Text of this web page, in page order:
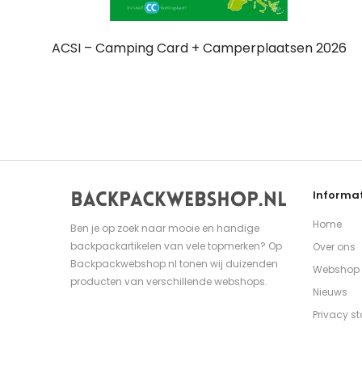
ACSI – Camping Card + Camperplaatsen 2026
Ben je op zoek naar mooie en handige
backpackartikelen van vele topmerken? Op
Backpackwebshop.nl tonen wij duizenden
producten van verschillende webshops.
Home
Over ons
Webshop
Nieuws
Privacy